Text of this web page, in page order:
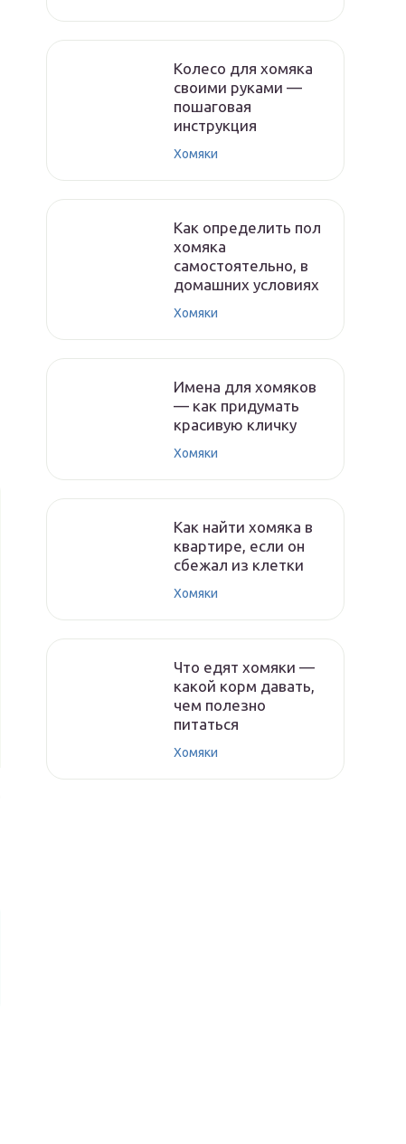
Колесо для хомяка
своими руками —
пошаговая
инструкция
Хомяки
Как определить пол
хомяка
самостоятельно, в
домашних условиях
Хомяки
Имена для хомяков
— как придумать
красивую кличку
Хомяки
Как найти хомяка в
квартире, если он
сбежал из клетки
Хомяки
Что едят хомяки —
какой корм давать,
чем полезно
питаться
Хомяки